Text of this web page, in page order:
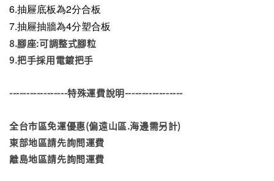
6.抽屜底板為2分合板
7.抽屜抽牆為4分塑合板
8.腳座:可調整式腳粒
9.把手採用電鍍把手
-----------------特殊運費說明-----------------
全台市區免運優惠(偏遠山區.海邊需另計)
東部地區請先詢問運費
離島地區請先詢問運費